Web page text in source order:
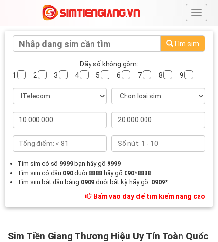
#
Tìm sim
Dãy số không gồm:
1
2 3 4 5 6 7 8 9
Tìm sim có số 9999 bạn hãy gõ 9999
Tìm sim có đầu 090 đuôi 8888 hãy gõ 090*8888
Tìm sim bắt đầu bằng 0909 đuôi bất kỳ, hãy gõ: 0909*
Bấm vào đây để tìm kiếm nâng cao
Sim Tiền Giang Thương Hiệu Uy Tín Toàn Quốc